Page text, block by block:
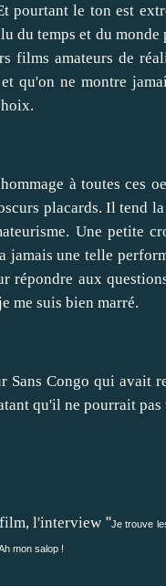
pourtant le ton est
du temps et du
films amateurs de
qu'on ne montre
à toutes ces
placards. Il tend
Une petite
jamais une telle
répondre aux
me suis bien marré.
Sans Congo qui avait
qu'il ne pourrait
l'interview "Je trouve
mon salop !